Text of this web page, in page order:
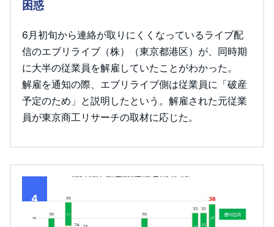
困惑
6月初旬から連絡が取りにくくなっているライブ配
信のエブリライブ（株）（東京都港区）が、同時期
に大半の従業員を解雇していたことがわかった。
解雇を通知の際、エブリライブ側は従業員に「破産
予定のため」と説明したという。解雇された元従業
員が東京商工リサーチの取材に応じた。
4